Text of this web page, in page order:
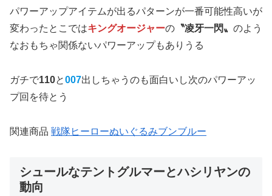
パワーアップアイテムが出るパターンが一番可能性高いが
変わったとこではキングオージャーの 〝凌牙一閃〟 のよう
なおもちゃ関係ないパワーアップもありうる
ガチで110と007出しちゃうのも面白いし次のパワーアッ
プ回を待とう
関連商品 戦隊ヒーローぬいぐるみブンブルー
シュールなテントグルマーとハシリヤンの
動向